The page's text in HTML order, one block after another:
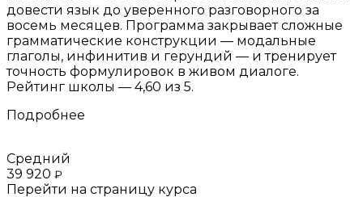
довести язык до уверенного разговорного за
восемь месяцев. Программа закрывает сложные
грамматические конструкции — модальные
глаголы, инфинитив и герундий — и тренирует
точность формулировок в живом диалоге.
Рейтинг школы — 4,60 из 5.
Подробнее
Средний
39 920 ₽
Перейти на страницу курса